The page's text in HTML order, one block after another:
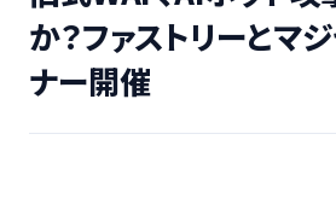
か？ファストリーとマ
ナー開催